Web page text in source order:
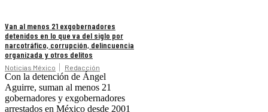
Van al menos 21 exgobernadores
detenidos en lo que va del siglo por
narcotráfico, corrupción, delincuencia
organizada y otros delitos
Noticias México Redacción
Con la detención de Ángel
Aguirre, suman al menos 21
gobernadores y exgobernadores
arrestados en México desde 2001